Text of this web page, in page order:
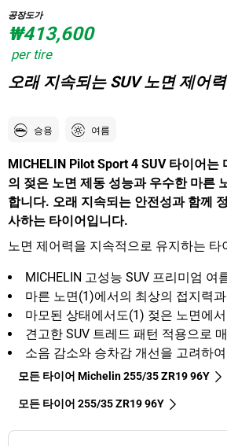
of
6
공장도가
₩413,600
per tire
오래 지속되는 SUV 노면 제어
승용 여름
MICHELIN Pilot Sport 4 SUV 타이어는
의 젖은 노면 제동 성능과 우수한 마른
합니다. 오래 지속되는 안전성과 함께
사하는 타이어입니다.
노면 제어력을 지속적으로 유지하는 타
MICHELIN 고성능 SUV 프리미엄 여
마른 노면(1)에서의 최상의 접지력
마모된 상태에서도(1) 젖은 노면에
견고한 SUV 트레드 패턴 적용으로
소음 감소와 승차감 개선을 고려하여
모든 타이어 Michelin 255/35 ZR19 96Y
모든 타이어‎ 255/35 ZR19 96Y